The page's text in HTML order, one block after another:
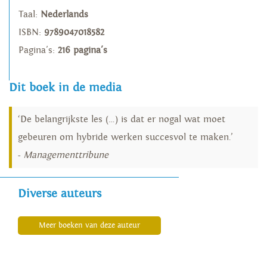
Taal: Nederlands
ISBN: 9789047018582
Pagina's: 216 pagina's
Dit boek in de media
‘De belangrijkste les (…) is dat er nogal wat moet
gebeuren om hybride werken succesvol te maken.’
- Managementtribune
Diverse auteurs
Meer boeken van deze auteur